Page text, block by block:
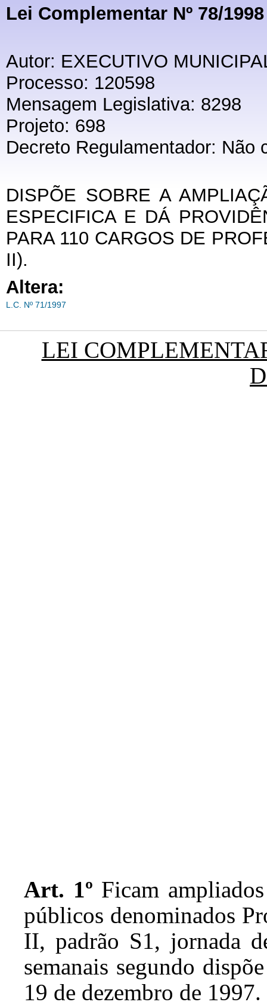
Lei Complementar Nº 78/
Autor: EXECUTIVO
Processo: 120598
Mensagem Legislativa: 8298
Projeto: 698
Decreto Regulamentador: Não
DISPÕE SOBRE A
ESPECIFICA E DÁ
PARA 110 CARGOS DE
II).
Altera:
L.C. Nº 71/1997
LEI
Art. 1º Ficam
públicos denominados
II, padrão S1, jornada
semanais segundo
19 de dezembro de 1997.